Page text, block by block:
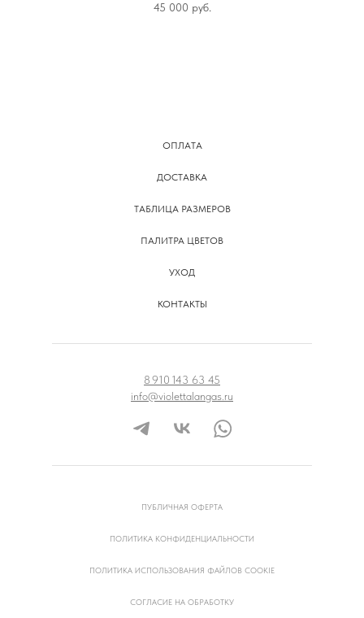
45 000 руб.
ОПЛАТА
ДОСТАВКА
ТАБЛИЦА РАЗМЕРОВ
ПАЛИТРА ЦВЕТОВ
УХОД
КОНТАКТЫ
8 910 143 63 45
info@violettalangas.ru
ПУБЛИЧНАЯ ОФЕРТА
ПОЛИТИКА КОНФИДЕНЦИАЛЬНОСТИ
ПОЛИТИКА ИСПОЛЬЗОВАНИЯ ФАЙЛОВ COOKIE
СОГЛАСИЕ НА ОБРАБОТКУ